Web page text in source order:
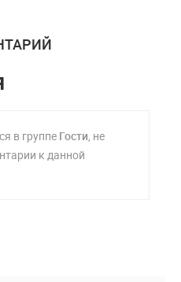
в группе Гости , не
к данной